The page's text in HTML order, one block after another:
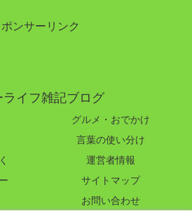
ポンサーリンク
ライフ雑記ブログ
グルメ・おでかけ
言葉の使い分け
運営者情報
サイトマップ
お問い合わせ